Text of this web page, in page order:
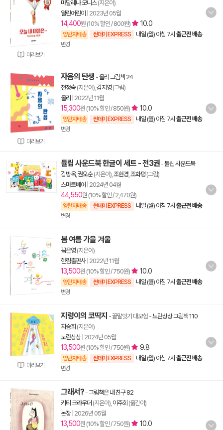
미리보기
마달레나 모니스(지은이)
열린어린이
2023년 05월
14,400원 (10% 할인 / 800원) 10.0
양탄자배송 썬데이 EXPRESS 내일 (월) 아침 7시 출근전 배송
변경
미리보기
자음의 탄생 -올리 그림책 24
전정숙(지은이), 김지영(그림)
올리
2022년 11월
15,300원 (10% 할인 / 850원) 10.0
양탄자배송 썬데이 EXPRESS 내일 (월) 아침 7시 출근전 배송
변경
튤립 사운드북 한글이 세트 - 전3권 -튤립 사운드북
김방옥, 권오순(지은이), 조현경 조화평(그림)
스마트베어 2024년 04월
44,550원 (10% 할인 / 2,470원)
양탄자배송 썬데이 EXPRESS 내일 (월) 아침 7시 출근전 배송
변경
봄 여름 가을 겨울
꼼은영(지은이)
한림출판사| 2022년 11월
13,500원 (10% 할인 / 750원) 10.0
양탄자배송 썬데이 EXPRESS 내일 (월) 아침 7시 출근전 배송
변경
미리보기
지렁이의 코딱지 - 끝말잇기 대모험 -노란상상 그림책 110
지승희 (지은이)
노란상상| 2024년 05월
13,500원 (10% 할인 / 750원) 9.8
양탄자배송 썬데이 EXPRESS 내일 (월) 아침 7시 출근전 배송
변경
그래서? -그림책은 내 친구 82
키티 크라우더 (지은이), 이주희 (옮긴이)
논장| 2026년 05월
13,500원 (10% 할인 / 750원) 10.0